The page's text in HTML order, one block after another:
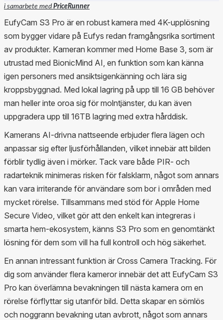
i samarbete medPriceRunner
EufyCam S3 Pro är en robust kamera med 4K-upplösning
som bygger vidare på Eufys redan framgångsrika sortiment
av produkter. Kameran kommer med Home Base 3, som är
utrustad med BionicMind AI, en funktion som kan känna
igen personers med ansiktsigenkänning och lära sig
kroppsbyggnad. Med lokal lagring på upp till 16 GB behöver
man heller inte oroa sig för molntjänster, du kan även
uppgradera upp till 16TB lagring med extra hårddisk.
Kamerans AI-drivna nattseende erbjuder flera lägen och
anpassar sig efter ljusförhållanden, vilket innebär att bilden
förblir tydlig även i mörker. Tack vare både PIR- och
radarteknik minimeras risken för falsklarm, något som annars
kan vara irriterande för användare som bor i områden med
mycket rörelse. Tillsammans med stöd för Apple Home
Secure Video, vilket gör att den enkelt kan integreras i
smarta hem-ekosystem, känns S3 Pro som en genomtänkt
lösning för dem som vill ha full kontroll och hög säkerhet.
En annan intressant funktion är Cross Camera Tracking. För
dig som använder flera kameror innebär det att EufyCam S3
Pro kan överlämna bevakningen till nästa kamera om en
rörelse förflyttar sig utanför bild. Detta skapar en sömlös
och noggrann bevakning utan avbrott, något som annars